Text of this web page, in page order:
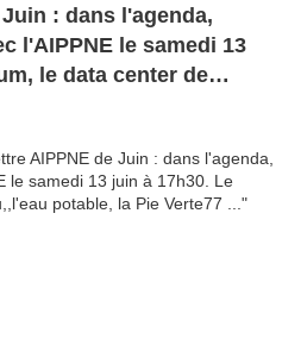
: dans l'agenda,
l'AIPPNE le samedi 13
le data center de
Verte77 ...